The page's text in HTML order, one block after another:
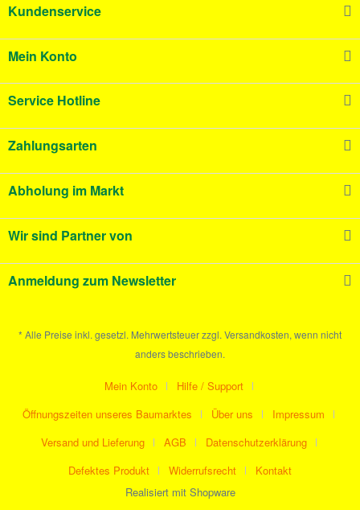
Kundenservice
Mein Konto
Service Hotline
Zahlungsarten
Abholung im Markt
Wir sind Partner von
Anmeldung zum Newsletter
* Alle Preise inkl. gesetzl. Mehrwertsteuer zzgl. Versandkosten, wenn nicht
anders beschrieben.
Mein Konto
Hilfe / Support
Öffnungszeiten unseres Baumarktes
Über uns
Impressum
Versand und Lieferung
AGB
Datenschutzerklärung
Defektes Produkt
Widerrufsrecht
Kontakt
Realisiert mit Shopware